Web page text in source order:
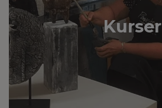
Kurser